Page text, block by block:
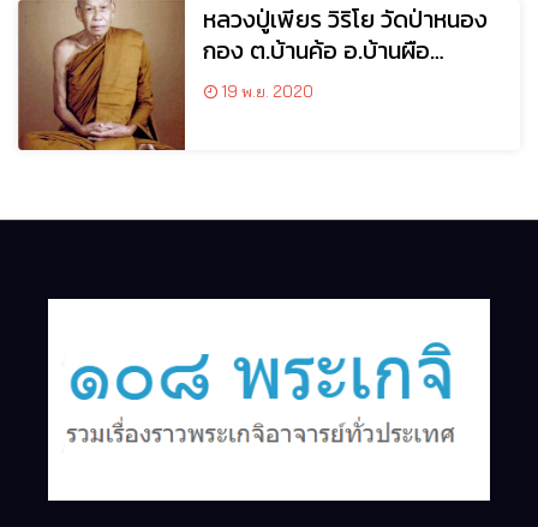
หลวงปู่เพียร วิริโย วัดป่าหนอง
กอง ต.บ้านค้อ อ.บ้านผือ
จ.อุดรธานี
19 พ.ย. 2020